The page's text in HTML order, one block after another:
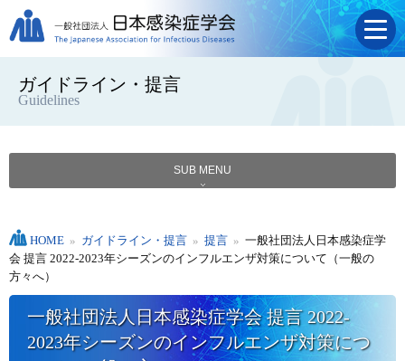
ガイドライン・提言
Guidelines
SUB MENU
HOME » ガイドライン・提言 » 提言 » 一般社団法人日本感染症学
会 提言 2022-2023年シーズンのインフルエンザ対策について（一般の
方々へ）
一般社団法人日本感染症学会 提言 2022-
2023年シーズンのインフルエンザ対策につ